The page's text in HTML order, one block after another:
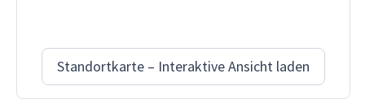
Standortkarte – Interaktive Ansicht laden